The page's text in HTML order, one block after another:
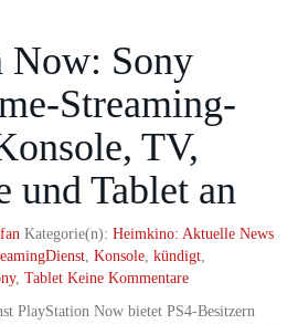
Now: Sony
Streaming-
TV,
und Tablet an
Kategorie(n): Heimkino: Aktuelle News
, Konsole, kündigt,
, Tablet Keine Kommentare
PlayStation Now bietet PS4-Besitzern